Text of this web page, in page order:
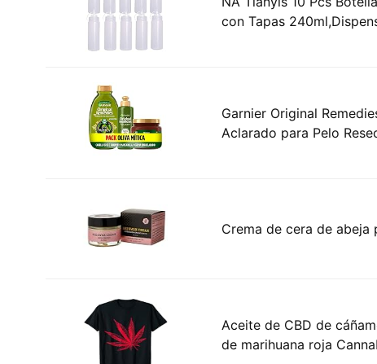
con Tapas
Garnier Original
Aclarado para Pelo
Crema de cera de abeja
Aceite de CBD de
de marihuana roja